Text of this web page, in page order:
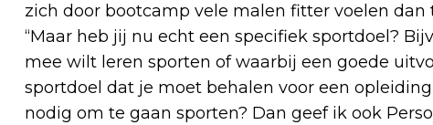
zich door bootcamp vele malen fitter voelen dan
“Maar heb jij nu echt een specifiek sportdoel?
mee wilt leren sporten of waarbij een goede
sportdoel dat je moet behalen voor een
nodig om te gaan sporten? Dan geef ik ook